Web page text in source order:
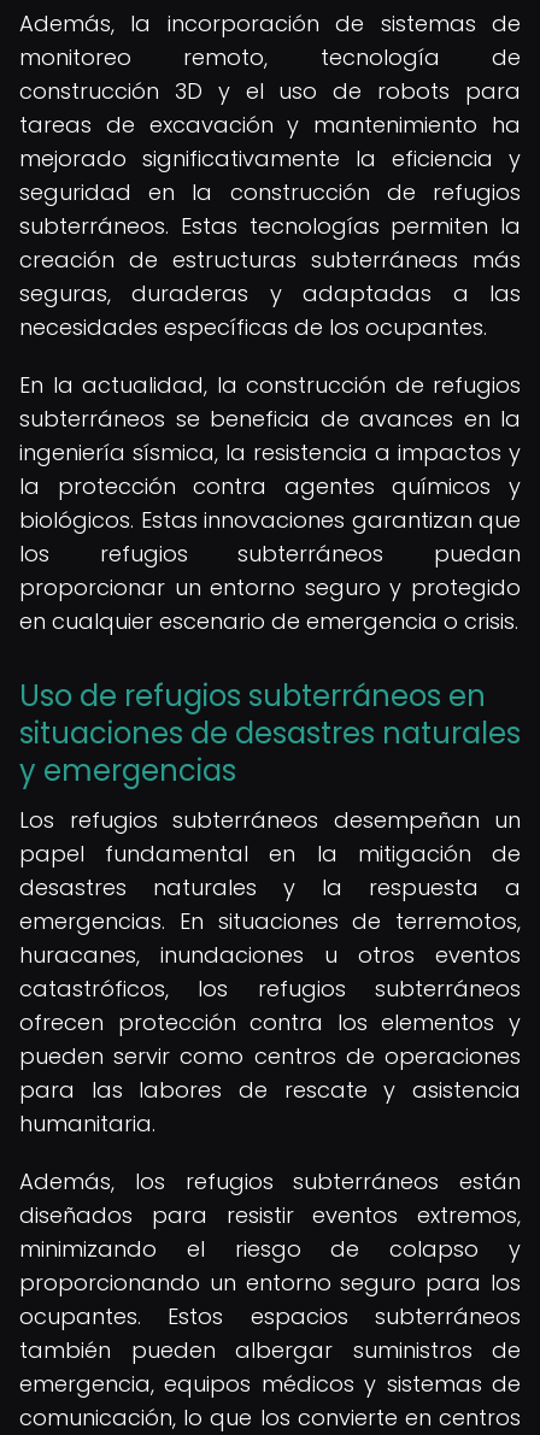
Además, la incorporación de sistemas de
monitoreo remoto, tecnología de
construcción 3D y el uso de robots para
tareas de excavación y mantenimiento ha
mejorado significativamente la eficiencia y
seguridad en la construcción de refugios
subterráneos. Estas tecnologías permiten la
creación de estructuras subterráneas más
seguras, duraderas y adaptadas a las
necesidades específicas de los ocupantes.
En la actualidad, la construcción de refugios
subterráneos se beneficia de avances en la
ingeniería sísmica, la resistencia a impactos y
la protección contra agentes químicos y
biológicos. Estas innovaciones garantizan que
los refugios subterráneos puedan
proporcionar un entorno seguro y protegido
en cualquier escenario de emergencia o crisis.
Uso de refugios subterráneos en
situaciones de desastres naturales
y emergencias
Los refugios subterráneos desempeñan un
papel fundamental en la mitigación de
desastres naturales y la respuesta a
emergencias. En situaciones de terremotos,
huracanes, inundaciones u otros eventos
catastróficos, los refugios subterráneos
ofrecen protección contra los elementos y
pueden servir como centros de operaciones
para las labores de rescate y asistencia
humanitaria.
Además, los refugios subterráneos están
diseñados para resistir eventos extremos,
minimizando el riesgo de colapso y
proporcionando un entorno seguro para los
ocupantes. Estos espacios subterráneos
también pueden albergar suministros de
emergencia, equipos médicos y sistemas de
comunicación, lo que los convierte en centros